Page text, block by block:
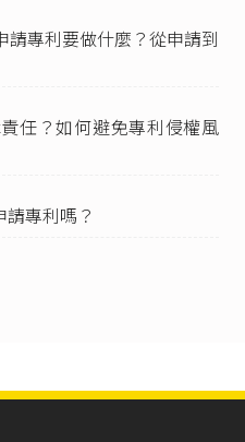
本法所稱專利，分為下列
，無下列情事之一，得依
知悉者。
），《經濟部智慧財產
專利要做什麼？從申請到
任？如何避免專利侵權風
專利嗎？